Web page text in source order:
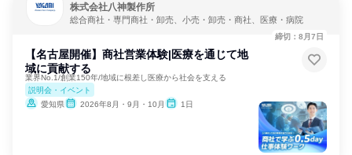
株式会社八神製作所
総合商社・専門商社・卸売、小売・卸売・商社、医療・病院
【名古屋開催】商社営業体験|医療を通じて地
域に貢献する
業界No.1/創業150年/地域に根差し医療から社会を支える
説明会・イベント
愛知県
2026年8月・9月・10月 1日
締切：8月7日